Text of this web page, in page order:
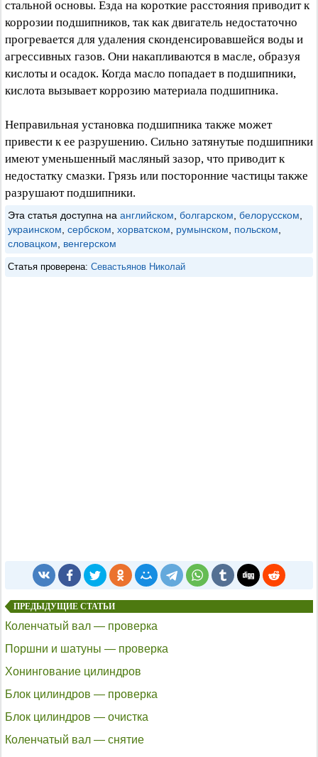
стальной основы. Езда на короткие расстояния приводит к
коррозии подшипников, так как двигатель недостаточно
прогревается для удаления сконденсировавшейся воды и
агрессивных газов. Они накапливаются в масле, образуя
кислоты и осадок. Когда масло попадает в подшипники,
кислота вызывает коррозию материала подшипника.
Неправильная установка подшипника также может
привести к ее разрушению. Сильно затянутые подшипники
имеют уменьшенный масляный зазор, что приводит к
недостатку смазки. Грязь или посторонние частицы также
разрушают подшипники.
Эта статья доступна на английском болгарском белорусском
украинском сербском хорватском румынском польском
словацком
венгерском
Статья проверена: Севастьянов Николай
ПРЕДЫДУЩИЕ СТАТЬИ
Коленчатый вал — проверка
Поршни и шатуны — проверка
Хонингование цилиндров
Блок цилиндров — проверка
Блок цилиндров — очистка
Коленчатый вал — снятие